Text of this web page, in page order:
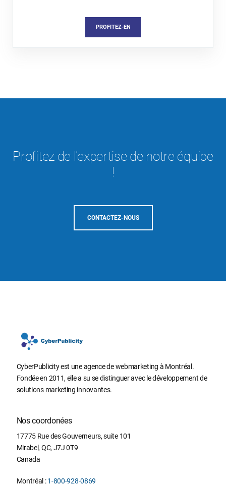
PROFITEZ-EN
Profitez de l'expertise de notre équipe
!
CONTACTEZ-NOUS
CyberPublicity est une agence de webmarketing à Montréal.
Fondée en 2011, elle a su se distinguer avec le développement de
solutions marketing innovantes.
Nos coordonées
17775 Rue des Gouverneurs, suite 101
Mirabel, QC, J7J 0T9
Canada
Montréal :1-800-928-0869